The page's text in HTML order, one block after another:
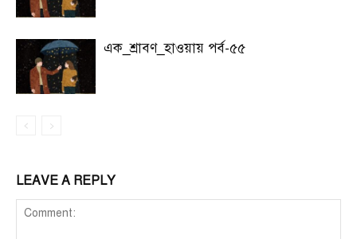
এক_শ্রাবণ_হাওয়ায় পর্ব-৫৫
LEAVE A REPLY